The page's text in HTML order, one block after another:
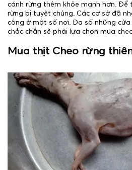
cánh rừng thêm khỏe mạnh hơn. Để
rừng bị tuyệt chủng. Các cơ sở đã
công ở một số nơi. Đa số những
chắc chắn sẽ phải lựa chọn mua
Mua thịt Cheo rừng